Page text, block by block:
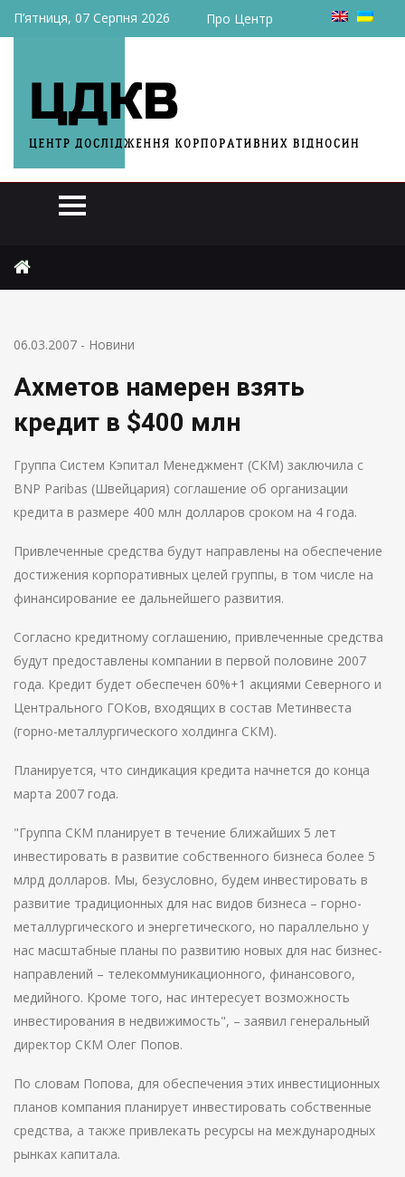
П’ятниця, 07 Серпня 2026 Про Центр
Ахметов намерен взять кредит в $400 млн
06.03.2007 - Новини
Ахметов намерен взять
кредит в $400 млн
Группа Систем Кэпитал Менеджмент (СКМ) заключила c
BNP Paribas (Швейцария) соглашение об организации
кредита в размере 400 млн долларов сроком на 4 года.
Привлеченные средства будут направлены на обеcпечение
достижения корпоративных целей группы, в том числе на
финансирование ее дальнейшего развития.
Согласно кредитному соглашению, привлеченные средства
будут предоставлены компании в первой половине 2007
года. Кредит будет обеспечен 60%+1 акциями Северного и
Центрального ГОКов, входящих в состав Метинвеста
(горно-металлургического холдинга СКМ).
Планируется, что синдикация кредита начнется до конца
марта 2007 года.
"Группа СКМ планирует в течение ближайших 5 лет
инвестировать в развитие собственного бизнеса более 5
млрд долларов. Мы, безусловно, будем инвестировать в
развитие традиционных для нас видов бизнеса – горно-
металлургического и энергетического, но параллельно у
нас масштабные планы по развитию новых для нас бизнес-
направлений – телекоммуникационного, финансового,
медийного. Кроме того, нас интересует возможность
инвестирования в недвижимость", – заявил генеральный
директор СКМ Олег Попов.
По словам Попова, для обеспечения этих инвестиционных
планов компания планирует инвестировать собственные
средства, а также привлекать ресурсы на международных
рынках капитала.